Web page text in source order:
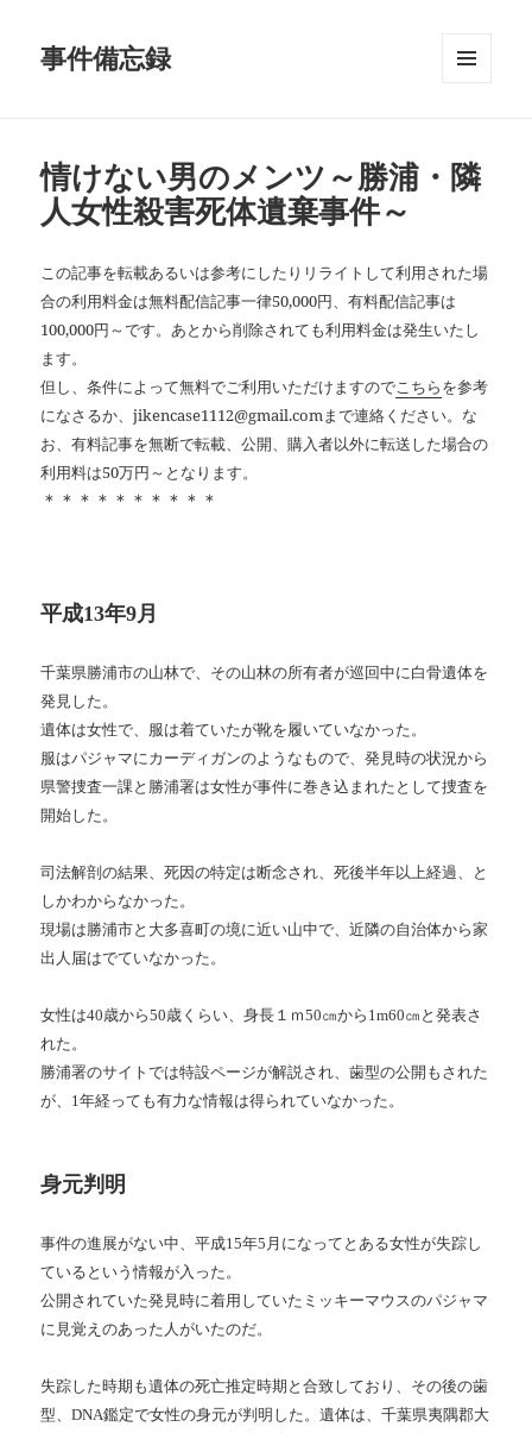
事件備忘録
ット
情けない男のメンツ～勝浦・隣
人女性殺害死体遺棄事件～
この記事を転載あるいは参考にしたりリライトして利用された場
合の利用料金は無料配信記事一律50,000円、有料配信記事は
100,000円～です。あとから削除されても利用料金は発生いたし
ます。
但し、条件によって無料でご利用いただけますのでこちらを参考
になさるか、jikencase1112@gmail.comまで連絡ください。な
お、有料記事を無断で転載、公開、購入者以外に転送した場合の
利用料は50万円～となります。
＊＊＊＊＊＊＊＊＊＊
平成13年9月
千葉県勝浦市の山林で、その山林の所有者が巡回中に白骨遺体を
発見した。
遺体は女性で、服は着ていたが靴を履いていなかった。
服はパジャマにカーディガンのようなもので、発見時の状況から
県警捜査一課と勝浦署は女性が事件に巻き込まれたとして捜査を
開始した。
司法解剖の結果、死因の特定は断念され、死後半年以上経過、と
しかわからなかった。
現場は勝浦市と大多喜町の境に近い山中で、近隣の自治体から家
出人届はでていなかった。
女性は40歳から50歳くらい、身長１ｍ50㎝から1m60㎝と発表さ
れた。
勝浦署のサイトでは特設ページが解説され、歯型の公開もされた
が、1年経っても有力な情報は得られていなかった。
身元判明
事件の進展がない中、平成15年5月になってとある女性が失踪し
ているという情報が入った。
公開されていた発見時に着用していたミッキーマウスのパジャマ
に見覚えのあった人がいたのだ。
失踪した時期も遺体の死亡推定時期と合致しており、その後の歯
型、DNA鑑定で女性の身元が判明した。遺体は、千葉県夷隅郡大